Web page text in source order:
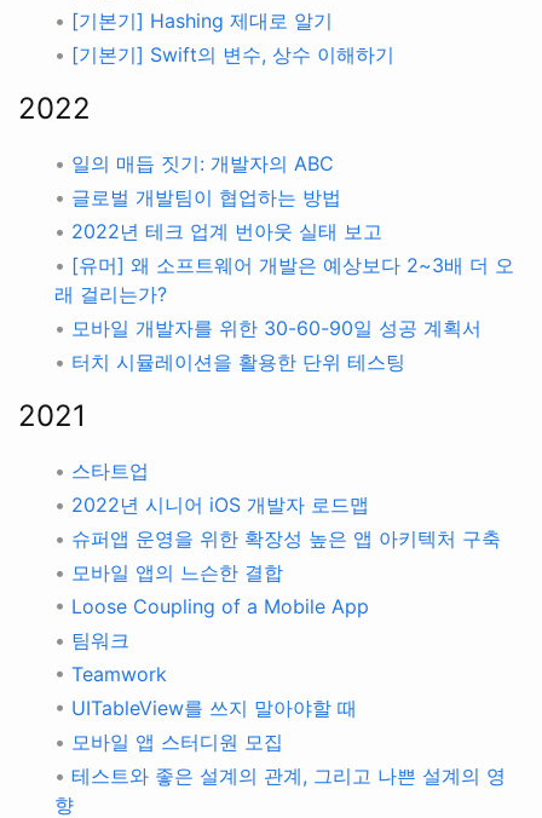
• [기본기] Hashing 제대로 알기
• [기본기] Swift의 변수, 상수 이해하기
2022
• 일의 매듭 짓기: 개발자의 ABC
• 글로벌 개발팀이 협업하는 방법
• 2022년 테크 업계 번아웃 실태 보고
• [유머] 왜 소프트웨어 개발은 예상보다 2~3배 더 오
래 걸리는가?
• 모바일 개발자를 위한 30-60-90일 성공 계획서
• 터치 시뮬레이션을 활용한 단위 테스팅
2021
• 스타트업
• 2022년 시니어 iOS 개발자 로드맵
• 슈퍼앱 운영을 위한 확장성 높은 앱 아키텍처 구축
• 모바일 앱의 느슨한 결합
• Loose Coupling of a Mobile App
• 팀워크
• Teamwork
• UITableView를 쓰지 말아야할 때
• 모바일 앱 스터디원 모집
• 테스트와 좋은 설계의 관계, 그리고 나쁜 설계의 영
향